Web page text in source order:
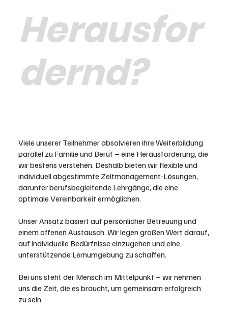
Herausfor
dernd?
Viele unserer Teilnehmer absolvieren ihre Weiterbildung
parallel zu Familie und Beruf – eine Herausforderung, die
wir bestens verstehen. Deshalb bieten wir flexible und
individuell abgestimmte Zeitmanagement-Lösungen,
darunter berufsbegleitende Lehrgänge, die eine
optimale Vereinbarkeit ermöglichen.
Unser Ansatz basiert auf persönlicher Betreuung und
einem offenen Austausch. Wir legen großen Wert darauf,
auf individuelle Bedürfnisse einzugehen und eine
unterstützende Lernumgebung zu schaffen.
Bei uns steht der Mensch im Mittelpunkt – wir nehmen
uns die Zeit, die es braucht, um gemeinsam erfolgreich
zu sein.